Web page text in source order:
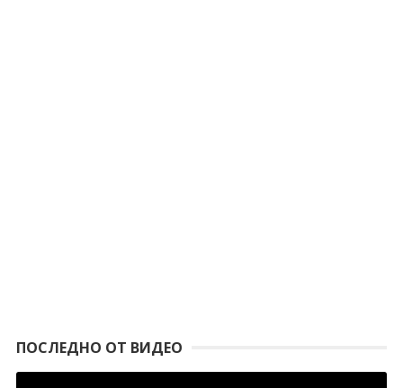
ПОСЛЕДНО ОТ ВИДЕО